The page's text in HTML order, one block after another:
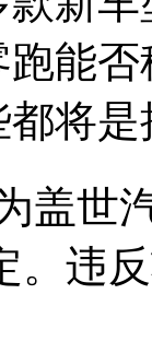
能
将
盖世
。违